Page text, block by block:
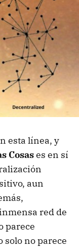
esta línea, y
Cosases en sí
aun
red de
parece
no parece